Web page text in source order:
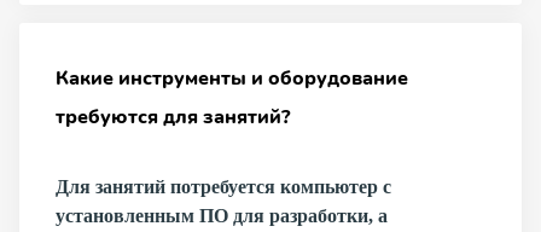
Какие инструменты и оборудование
требуются для занятий?
Для занятий потребуется компьютер с
установленным ПО для разработки, а